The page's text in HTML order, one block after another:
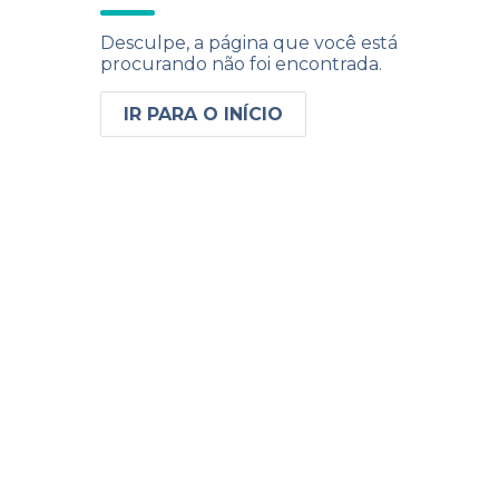
Desculpe, a página que você está
procurando não foi encontrada.
IR PARA O INÍCIO